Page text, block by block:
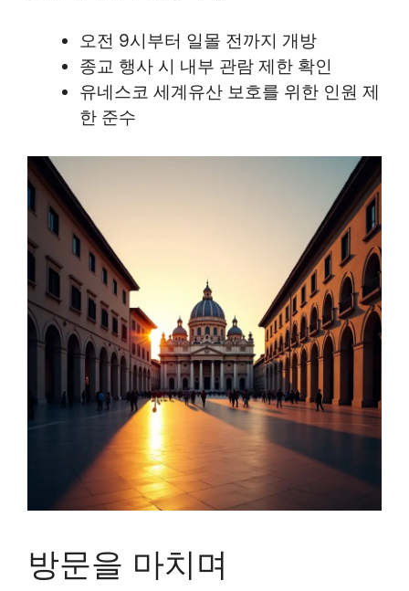
오전 9시부터 일몰 전까지 개방
종교 행사 시 내부 관람 제한 확인
유네스코 세계유산 보호를 위한 인원 제
한 준수
방문을 마치며